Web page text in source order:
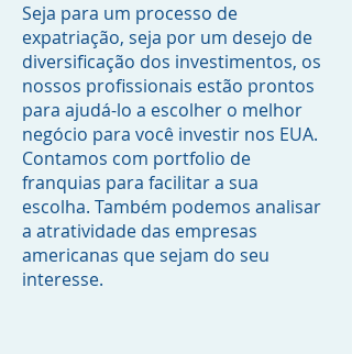
Seja para um processo de
expatriação, seja por um desejo de
diversificação dos investimentos, os
nossos profissionais estão prontos
para ajudá-lo a escolher o melhor
negócio para você investir nos EUA.
Contamos com portfolio de
franquias para facilitar a sua
escolha. Também podemos analisar
a atratividade das empresas
americanas que sejam do seu
interesse.